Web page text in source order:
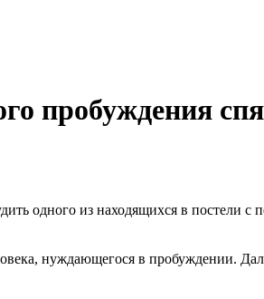
пробуждения
одного из находящихся в постели с
нуждающегося в пробуждении.